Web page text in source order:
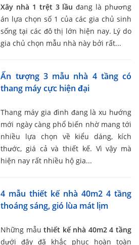
Xây nhà 1 trệt 3 lầu đang là phương
án lựa chọn số 1 của các gia chủ sinh
sống tại các đô thị lớn hiện nay. Lý do
gia chủ chọn mẫu nhà này bởi rất...
Ấn tượng 3 mẫu nhà 4 tầng có
thang máy cực hiện đại
Thang máy gia đình đang là xu hướng
mới ngày càng phổ biến nhờ mang tới
nhiều lựa chọn về kiểu dáng, kích
thước, giá cả và thiết kế. Vì vậy mà
hiện nay rất nhiều hộ gia...
4 mẫu thiết kế nhà 40m2 4 tầng
thoáng sáng, gió lùa mát lịm
Những mẫuthiết kế nhà 40m2 4 tầng
dưới đây đã khắc phục hoàn toàn